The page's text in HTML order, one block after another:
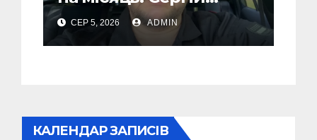
“Флеш” закликав
українців готуватися
до гіршого
СЕР 5, 2026 ADMIN
КАЛЕНДАР ЗАПИСІВ